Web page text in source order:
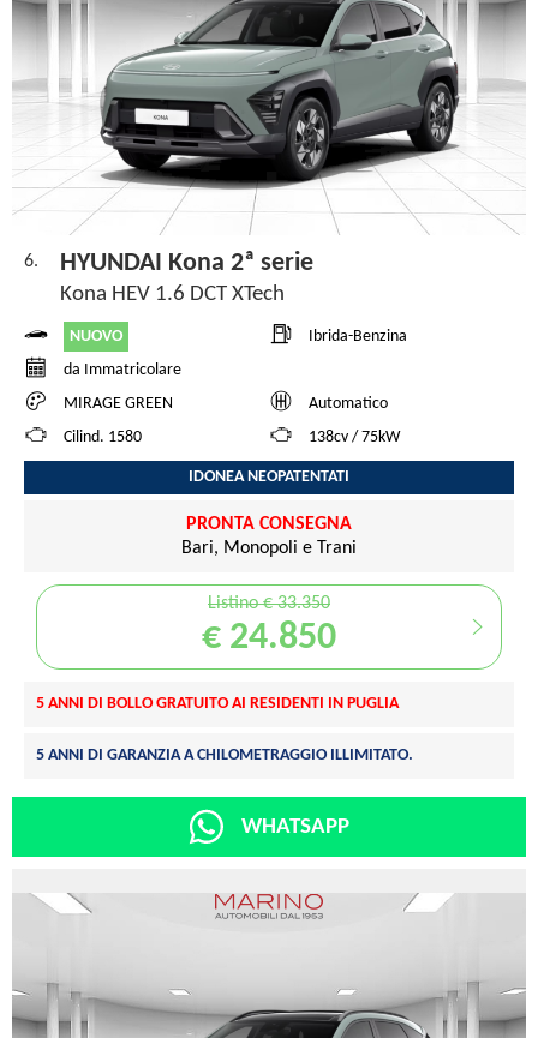
6. HYUNDAI Kona 2ª serie
Kona HEV 1.6 DCT XTech
NUOVO
Ibrida-Benzina
da Immatricolare
MIRAGE GREEN
Automatico
Cilind. 1580
138cv / 75kW
IDONEA NEOPATENTATI
PRONTA CONSEGNA
Bari, Monopoli e Trani
Listino € 33.350
€ 24.850
5 ANNI DI BOLLO GRATUITO AI RESIDENTI IN PUGLIA
5 ANNI DI GARANZIA A CHILOMETRAGGIO ILLIMITATO.
WHATSAPP